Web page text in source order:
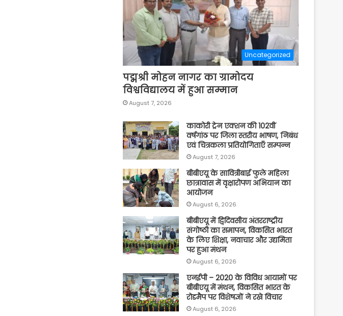
Uncategorized
पद्मश्री मोहन नागर का ग्रामोदय
विश्वविद्यालय में हुआ सम्मान
August 7, 2026
काकोरी ट्रेन एक्शन की 102वीं
वर्षगांठ पर जिला स्तरीय भाषण, निबंध
एवं चित्रकला प्रतियोगिताएँ सम्पन्न
August 7, 2026
बीबीएयू के सावित्रीबाई फुले महिला
छात्रावास में वृक्षारोपण अभियान का
आयोजन
August 6, 2026
बीबीएयू में द्विदिवसीय अंतरराष्ट्रीय
संगोष्ठी का समापन, विकसित भारत
के लिए शिक्षा, नवाचार और उद्यमिता
पर हुआ मंथन
August 6, 2026
एनईपी – 2020 के विविध आयामों पर
बीबीएयू में मंथन, विकसित भारत के
रोडमैप पर विशेषज्ञों ने रखे विचार
August 6, 2026